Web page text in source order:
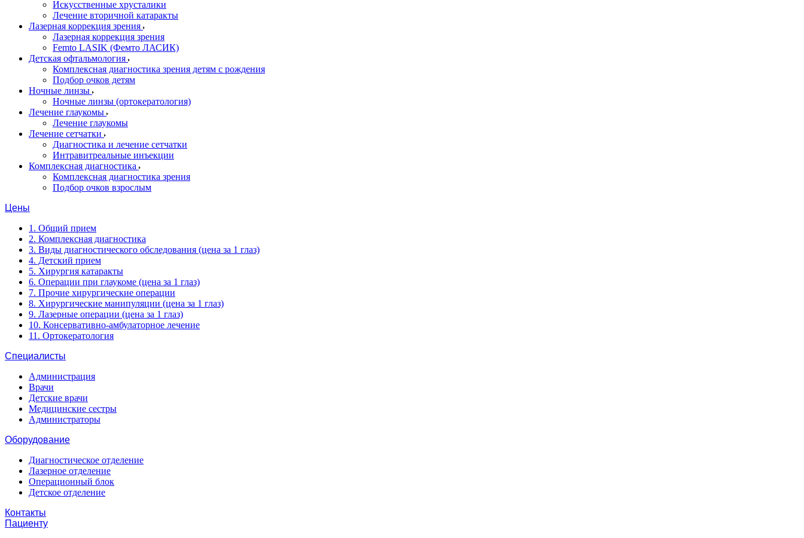
Искусственные хрусталики
Лечение вторичной катаракты
Лазерная коррекция зрения
Лазерная коррекция зрения
Femto LASIK (Фемто ЛАСИК)
Детская офтальмология
Комплексная диагностика зрения детям c рождения
Подбор очков детям
Ночные линзы
Ночные линзы (ортокератология)
Лечение глаукомы
Лечение глаукомы
Лечение сетчатки
Диагностика и лечение сетчатки
Интравитреальные инъекции
Комплексная диагностика
Комплексная диагностика зрения
Подбор очков взрослым
Цены
1. Общий прием
2. Комплексная диагностика
3. Виды диагностического обследования (цена за 1 глаз)
4. Детский прием
5. Хирургия катаракты
6. Операции при глаукоме (цена за 1 глаз)
7. Прочие хирургические операции
8. Хирургические манипуляции (цена за 1 глаз)
9. Лазерные операции (цена за 1 глаз)
10. Консервативно-амбулаторное лечение
11. Ортокератология
Специалисты
Администрация
Врачи
Детские врачи
Медицинские сестры
Администраторы
Оборудование
Диагностическое отделение
Лазерное отделение
Операционный блок
Детское отделение
Контакты
Пациенту